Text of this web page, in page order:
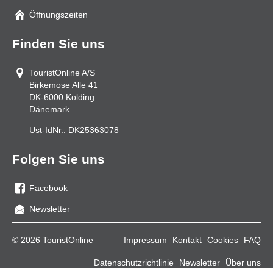
Mail
Öffnungszeiten
Finden Sie uns
TouristOnline A/S
Birkemose Alle 41
DK-6000 Kolding
Dänemark
Ust-IdNr.: DK25363078
Folgen Sie uns
Sie
uns
Facebook
Newsletter
© 2026 TouristOnline Impressum Kontakt Cookies FAQ
Datenschutzrichtlinie Newsletter Über uns